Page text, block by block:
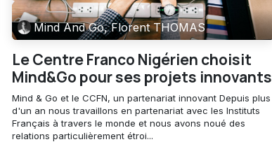
Mind And Go, Florent THOMAS
Le Centre Franco Nigérien choisit
Mind&Go pour ses projets innovants
Mind & Go et le CCFN, un partenariat innovant Depuis plus
d'un an nous travaillons en partenariat avec les Instituts
Français à travers le monde et nous avons noué des
relations particulièrement étroi...